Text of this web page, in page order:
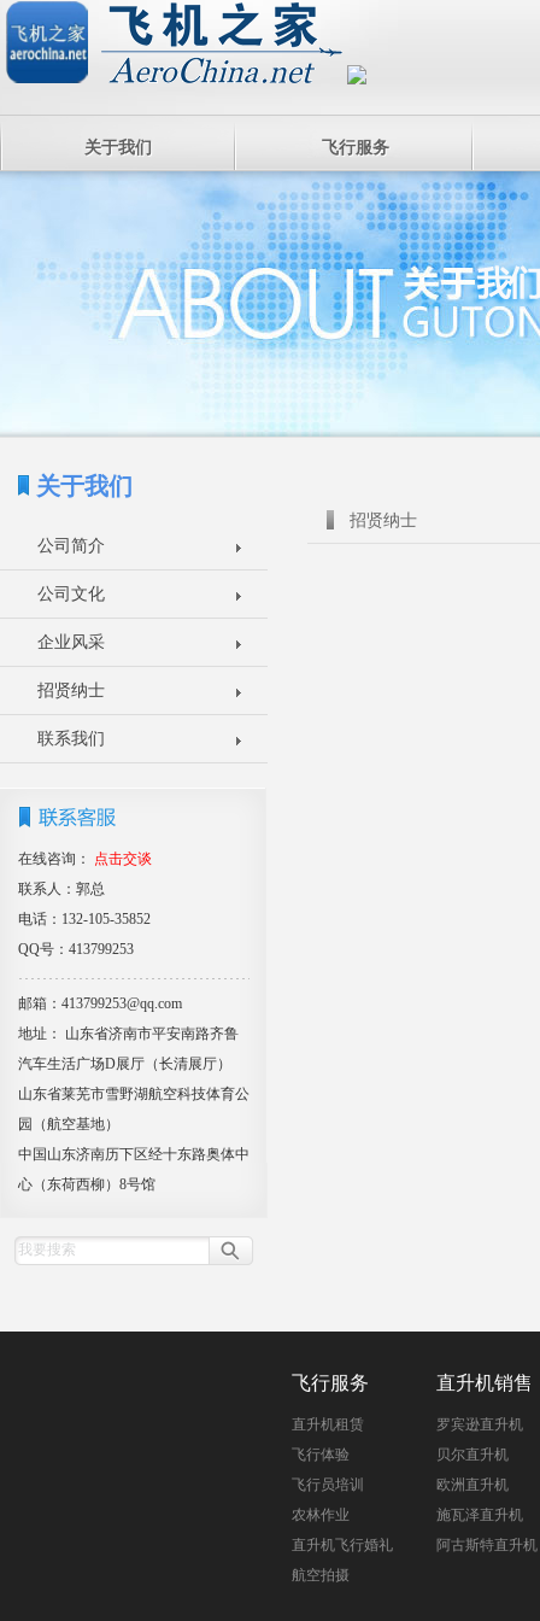
关于我们 飞行服务
关于我们
公司简介
公司文化
企业风采
招贤纳士
联系我们
在线咨询：
点击交谈
联系人：郭总
电话：132-105-35852
QQ号：413799253
邮箱：413799253@qq.com
地址： 山东省济南市平安南路齐鲁
汽车生活广场D展厅（长清展厅）
山东省莱芜市雪野湖航空科技体育公
园（航空基地）
中国山东济南历下区经十东路奥体中
心（东荷西柳）8号馆
招贤纳士
飞行服务
直升机租赁
飞行体验
飞行员培训
农林作业
直升机飞行婚礼
航空拍摄
直升机销售
罗宾逊直升机
贝尔直升机
欧洲直升机
施瓦泽直升机
阿古斯特直升机